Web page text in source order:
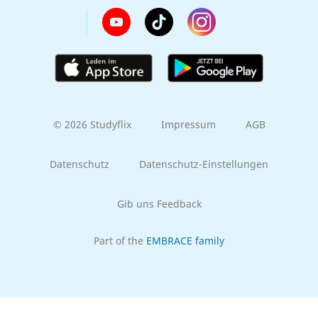
© 2026 Studyflix Impressum AGB
Datenschutz Datenschutz-Einstellungen
Gib uns Feedback
Part of the EMBRACE family